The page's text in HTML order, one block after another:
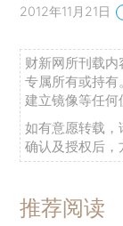
2012年11月21日
财新网所刊载
专属所有或持有
建立镜像等任何
如有意愿转载，
确认及授权后，
推荐阅读